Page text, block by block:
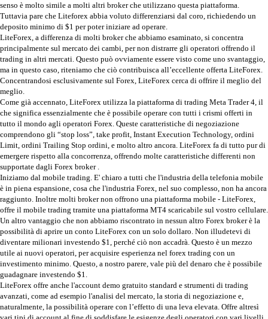
senso è molto simile a molti altri broker che utilizzano questa piattaforma.
Tuttavia pare che Liteforex abbia voluto differenziarsi dal coro, richiedendo un
deposito minimo di $1 per poter iniziare ad operare.
LiteForex, a differenza di molti broker che abbiamo esaminato, si concentra
principalmente sul mercato dei cambi, per non distrarre gli operatori offrendo il
trading in altri mercati. Questo può ovviamente essere visto come uno svantaggio,
ma in questo caso, riteniamo che ciò contribuisca all’eccellente offerta LiteForex.
Concentrandosi esclusivamente sul Forex, LiteForex cerca di offrire il meglio del
meglio.
Come già accennato, LiteForex utilizza la piattaforma di trading Meta Trader 4, il
che significa essenzialmente che è possibile operare con tutti i crismi offerti in
tutto il mondo agli operatori Forex. Queste caratteristiche di negoziazione
comprendono gli “stop loss”, take profit, Instant Execution Technology, ordini
Limit, ordini Trailing Stop ordini, e molto altro ancora. LiteForex fa di tutto pur di
emergere rispetto alla concorrenza, offrendo molte caratteristiche differenti non
supportate dagli Forex broker .
Iniziamo dal mobile trading. E' chiaro a tutti che l'industria della telefonia mobile
è in piena espansione, cosa che l'industria Forex, nel suo complesso, non ha ancora
raggiunto. Inoltre molti broker non offrono una piattaforma mobile - LiteForex,
offre il mobile trading tramite una piattaforma MT4 scaricabile sul vostro cellulare.
Un altro vantaggio che non abbiamo riscontrato in nessun altro Forex broker è la
possibilità di aprire un conto LiteForex con un solo dollaro. Non illudetevi di
diventare milionari investendo $1, perché ciò non accadrà. Questo è un mezzo
utile ai nuovi operatori, per acquisire esperienza nel forex trading con un
investimento minimo. Questo, a nostro parere, vale più del denaro che è possibile
guadagnare investendo $1.
LiteForex offre anche l'account demo gratuito standard e strumenti di trading
avanzati, come ad esempio l'analisi del mercato, la storia di negoziazione e,
naturalmente, la possibilità operare con l’effetto di una leva elevata. Offre altresì